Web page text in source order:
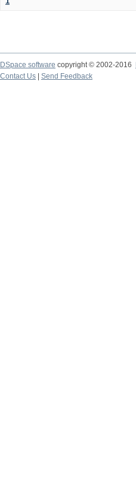
DSpace software copyright © 2002-2016
Contact Us
Send Feedback